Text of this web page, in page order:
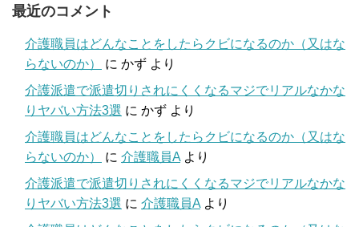
最近のコメント
介護職員はどんなことをしたらクビになるのか（又はな
らないのか）
に かず より
介護派遣で派遣切りされにくくなるマジでリアルなかな
りヤバい方法3選 に かず より
介護職員はどんなことをしたらクビになるのか（又はな
らないのか）
に 介護職員A より
介護派遣で派遣切りされにくくなるマジでリアルなかな
りヤバい方法3選 に 介護職員A より